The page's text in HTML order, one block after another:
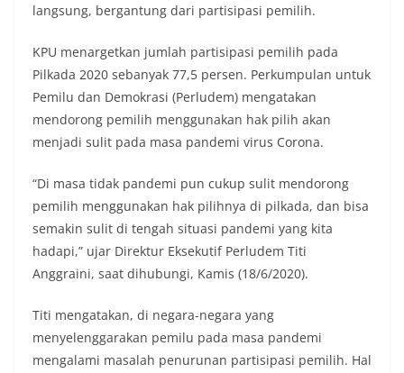
langsung, bergantung dari partisipasi pemilih.
KPU menargetkan jumlah partisipasi pemilih pada
Pilkada 2020 sebanyak 77,5 persen. Perkumpulan untuk
Pemilu dan Demokrasi (Perludem) mengatakan
mendorong pemilih menggunakan hak pilih akan
menjadi sulit pada masa pandemi virus Corona.
“Di masa tidak pandemi pun cukup sulit mendorong
pemilih menggunakan hak pilihnya di pilkada, dan bisa
semakin sulit di tengah situasi pandemi yang kita
hadapi,” ujar Direktur Eksekutif Perludem Titi
Anggraini, saat dihubungi, Kamis (18/6/2020).
Titi mengatakan, di negara-negara yang
menyelenggarakan pemilu pada masa pandemi
mengalami masalah penurunan partisipasi pemilih. Hal